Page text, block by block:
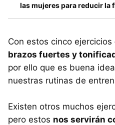
las mujeres para reducir la
Con estos cinco ejercicios
brazos fuertes y
por ello que es buena
nuestras rutinas de
Existen otros muchos
pero estos nos servirán